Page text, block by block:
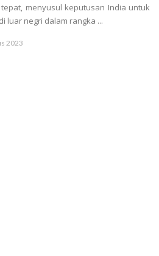
menyusul keputusan India untuk
luar negri dalam rangka ...
2023